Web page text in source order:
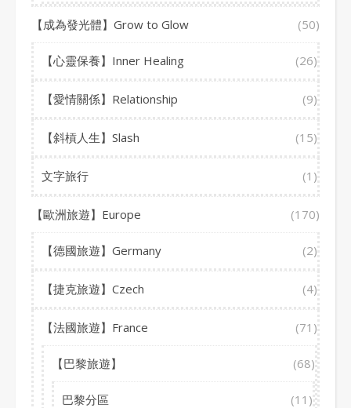
【成為發光體】Grow to Glow (50)
【心靈保養】Inner Healing (26)
【愛情關係】Relationship (9)
【斜槓人生】Slash (15)
文字旅行 (1)
【歐洲旅遊】Europe (170)
【德國旅遊】Germany (2)
【捷克旅遊】Czech (4)
【法國旅遊】France (71)
【巴黎旅遊】 (68)
巴黎分區 (11)